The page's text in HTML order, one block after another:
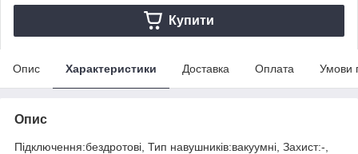
Купити
Опис Характеристики Доставка Оплата Умови
Опис
Підключення:бездротові, Тип навушників:вакуумні, Захист:-,